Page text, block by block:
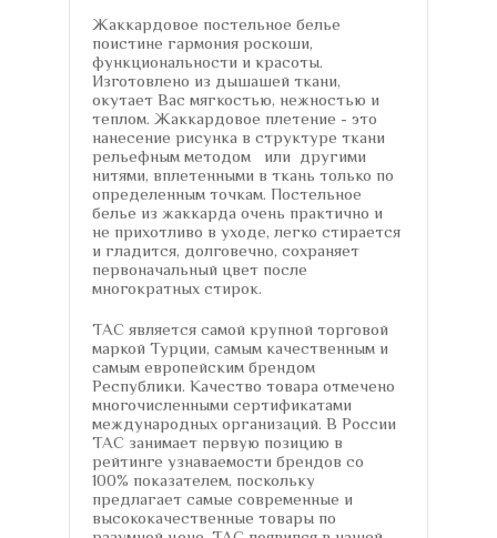
Жаккардовое постельное белье
поистине гармония роскоши,
функциональности и красоты.
Изготовлено из дышашей ткани,
окутает Вас мягкостью, нежностью и
теплом. Жаккардовое плетение - это
нанесение рисунка в структуре ткани
рельефным методом или другими
нитями, вплетенными в ткань только по
определенным точкам. Постельное
белье из жаккарда очень практично и
не прихотливо в уходе, легко стирается
и гладится, долговечно, сохраняет
первоначальный цвет после
многократных стирок.
TAC является самой крупной торговой
маркой Турции, самым качественным и
самым европейским брендом
Республики. Качество товара отмечено
многочисленными сертификатами
международных организаций. В России
TAC занимает первую позицию в
рейтинге узнаваемости брендов со
100% показателем, поскольку
предлагает самые современные и
высококачественные товары по